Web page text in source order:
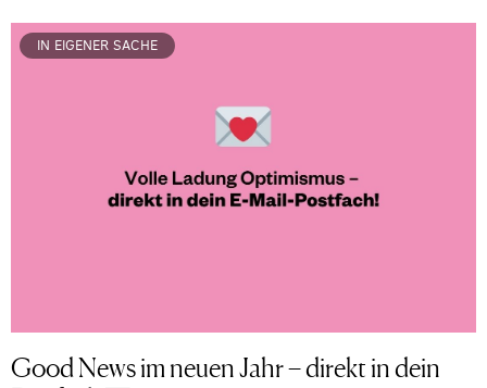
IN EIGENER SACHE
Good News im neuen Jahr – direkt in dein